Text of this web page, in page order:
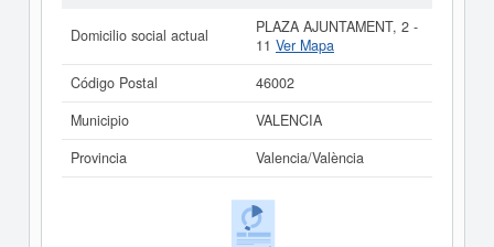
Domicilio social actual
PLAZA AJUNTAMENT, 2 -
11 Ver Mapa
Código Postal
46002
Municipio
VALENCIA
Provincia
Valencia/València